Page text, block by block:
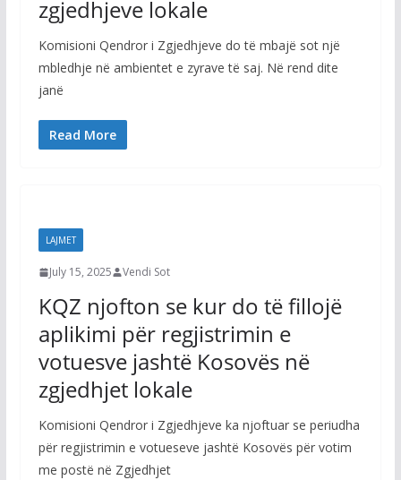
zgjedhjeve lokale
Komisioni Qendror i Zgjedhjeve do të mbajë sot një
mbledhje në ambientet e zyrave të saj. Në rend dite
janë
Read More
LAJMET
July 15, 2025 Vendi Sot
KQZ njofton se kur do të fillojë
aplikimi për regjistrimin e
votuesve jashtë Kosovës në
zgjedhjet lokale
Komisioni Qendror i Zgjedhjeve ka njoftuar se periudha
për regjistrimin e votueseve jashtë Kosovës për votim
me postë në Zgjedhjet